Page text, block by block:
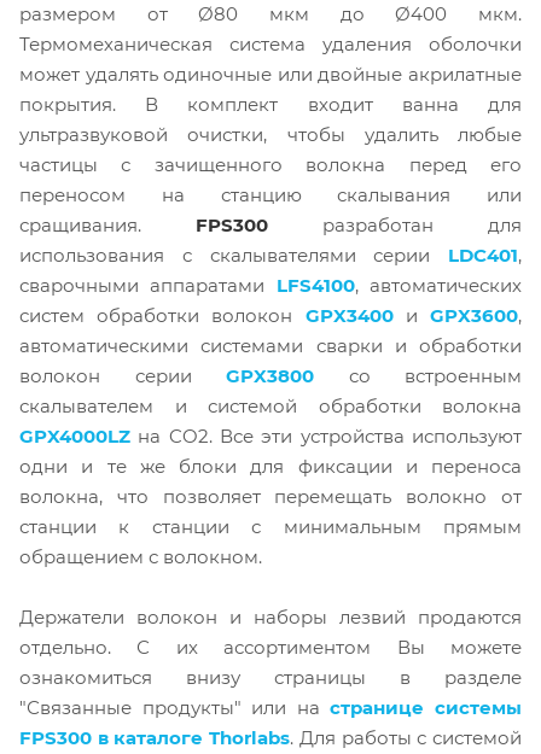
размером от Ø80 мкм до Ø400 мкм.
Термомеханическая система удаления оболочки
может удалять одиночные или двойные акрилатные
покрытия. В комплект входит ванна для
ультразвуковой очистки, чтобы удалить любые
частицы с зачищенного волокна перед его
переносом на станцию скалывания или
сращивания. FPS300 разработан для
использования с скалывателями серии LDC401,
сварочными аппаратами LFS4100, автоматических
систем обработки волокон GPX3400иGPX3600,
автоматическими системами сварки и обработки
волокон серии GPX3800 со встроенным
скалывателем и системой обработки волокна
GPX4000LZ на CO2. Все эти устройства используют
одни и те же блоки для фиксации и переноса
волокна, что позволяет перемещать волокно от
станции к станции с минимальным прямым
обращением с волокном.
Держатели волокон и наборы лезвий продаются
отдельно. С их ассортиментом Вы можете
ознакомиться внизу страницы в разделе
"Связанные продукты" или настранице системы
FPS300 в каталоге Thorlabs. Для работы с системой